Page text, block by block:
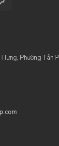
Phường Tân